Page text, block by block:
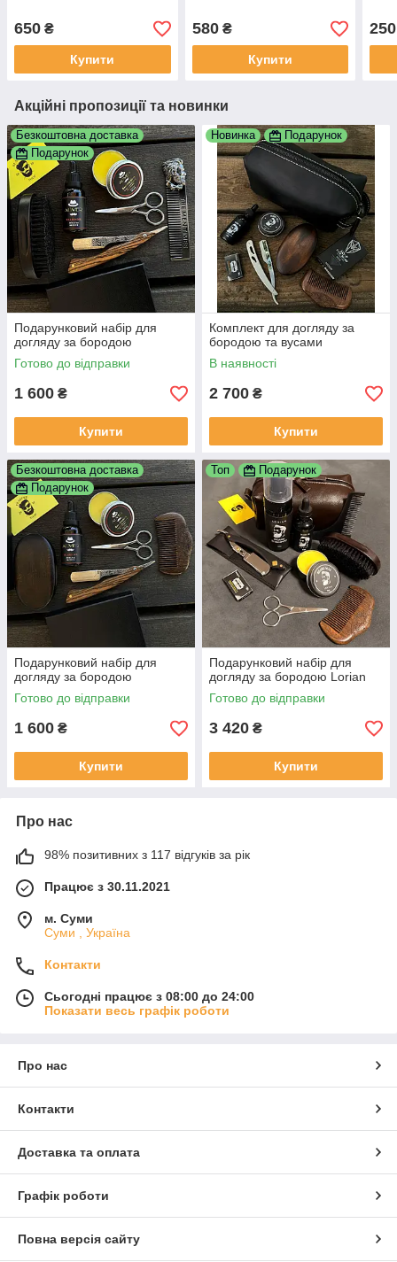
650 ₴
Купити
580₴
Купити
250
Акційні пропозиції та новинки
Безкоштовна доставка
Подарунок
Подарунковий набір для
догляду за бородою
Готово до відправки
1 600 ₴
Купити
Новинка Подарунок
Комплект для догляду за
бородою та вусами
В наявності
2 700 ₴
Купити
Безкоштовна доставка
Подарунок
Подарунковий набір для
догляду за бородою
Готово до відправки
1 600 ₴
Купити
Топ Подарунок
Подарунковий набір для
догляду за бородою Lorian
Готово до відправки
3 420 ₴
Купити
Про нас
98% позитивних з 117 відгуків за рік
Працює з 30.11.2021
м. Суми
Суми , Україна
Контакти
Сьогодні працює з 08:00 до 24:00
Показати весь графік роботи
Про нас
Контакти
Доставка та оплата
Графік роботи
Повна версія сайту